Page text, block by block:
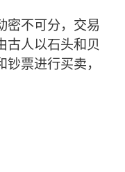
密不可分，交易
古人以石头和贝
票进行买卖，